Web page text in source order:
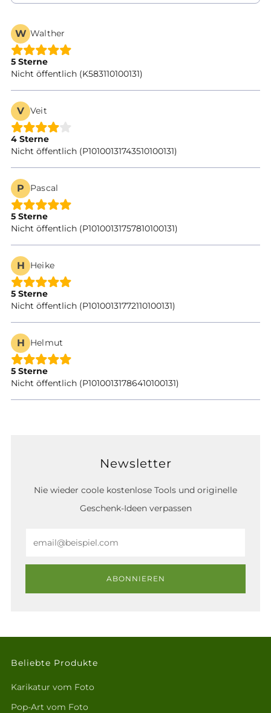
W Walther
5 Sterne
Nicht öffentlich (K583110100131)
V Veit
4 Sterne
Nicht öffentlich (P10100131743510100131)
P Pascal
5 Sterne
Nicht öffentlich (P10100131757810100131)
H Heike
5 Sterne
Nicht öffentlich (P10100131772110100131)
H Helmut
5 Sterne
Nicht öffentlich (P10100131786410100131)
Newsletter
Nie wieder coole kostenlose Tools und originelle
Geschenk-Ideen verpassen
ABONNIEREN
Beliebte Produkte
Karikatur vom Foto
Pop-Art vom Foto